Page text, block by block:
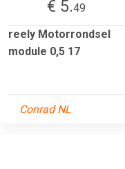
€ 5.49
reely Motorrondsel
module 0,5 17
Conrad NL